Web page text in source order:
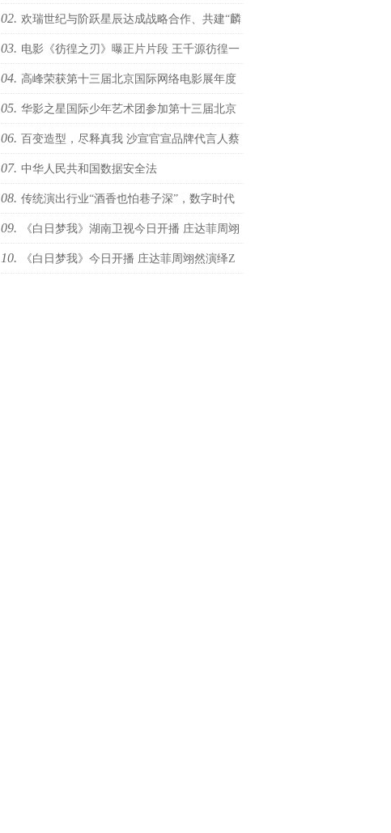
生向上者”续航
02. 欢瑞世纪与阶跃星辰达成战略合作、共建“麟
跃”AI联合实验室
03. 电影《彷徨之刃》曝正片片段 王千源彷徨一
枪决战恶魔少年
04. 高峰荣获第十三届北京国际网络电影展年度
十佳导演
05. 华影之星国际少年艺术团参加第十三届北京
国际网络电影展，传承电影梦
06. 百变造型，尽释真我 沙宣官宣品牌代言人蔡
依林 共启「出格」之旅
07. 中华人民共和国数据安全法
08. 传统演出行业“酒香也怕巷子深”，数字时代
下何处才是下一个突破口？
09. 《白日梦我》湖南卫视今日开播 庄达菲周翊
然青春飞驰炽热逐梦
10. 《白日梦我》今日开播 庄达菲周翊然演绎Z